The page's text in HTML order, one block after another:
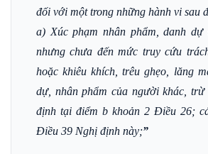
đối với một trong những hành vi sau
a) Xúc phạm nhân phẩm, danh dự
nhưng chưa đến mức truy cứu
hoặc khiêu khích, trêu ghẹo, lăng
dự, nhân phẩm của người khác,
định tại điểm b khoản 2 Điều 26;
Điều 39 Nghị định này;”